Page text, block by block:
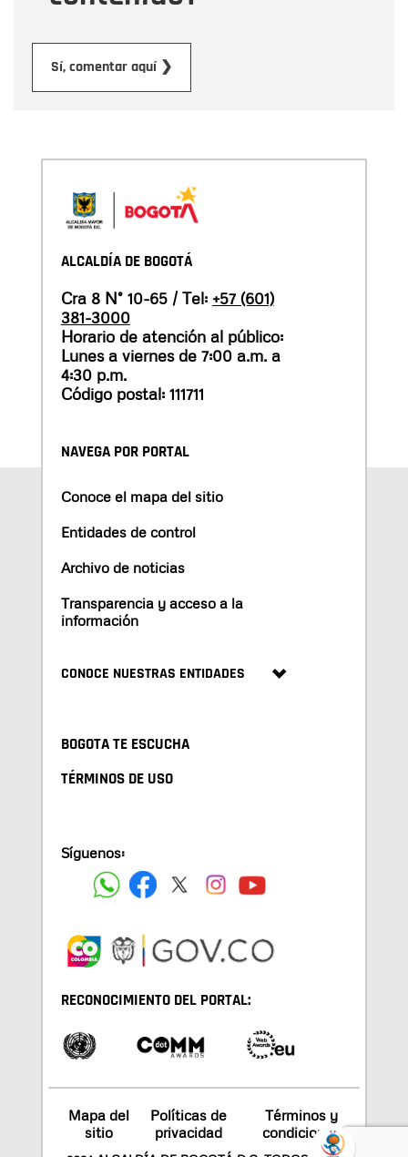
Sí, comentar aquí ❯
ALCALDÍA DE BOGOTÁ
Cra 8 N° 10-65 / Tel: +57 (601)
381-3000
Horario de atención al público:
Lunes a viernes de 7:00 a.m. a
4:30 p.m.
Código postal: 111711
NAVEGA POR PORTAL
Conoce el mapa del sitio
Entidades de control
Archivo de noticias
Transparencia y acceso a la
información
CONOCE NUESTRAS ENTIDADES
BOGOTA TE ESCUCHA
TÉRMINOS DE USO
Síguenos:
RECONOCIMIENTO DEL PORTAL:
Mapa del
sitio
Políticas de
privacidad
Términos y
condiciones